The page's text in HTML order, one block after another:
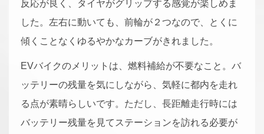
反応が良く、タイヤがグリップする感覚が楽しめま
した。左右に動いても、前輪が２つなので、とくに
傾くことなくゆるやかなカーブがきれました。
EVバイクのメリットは、燃料補給が不要なこと。バ
ッテリーの残量を気にしながら、気軽に都内を走れ
る点が素晴らしいです。ただし、長距離走行時には
バッテリー残量を見てステーションを訪れる必要が